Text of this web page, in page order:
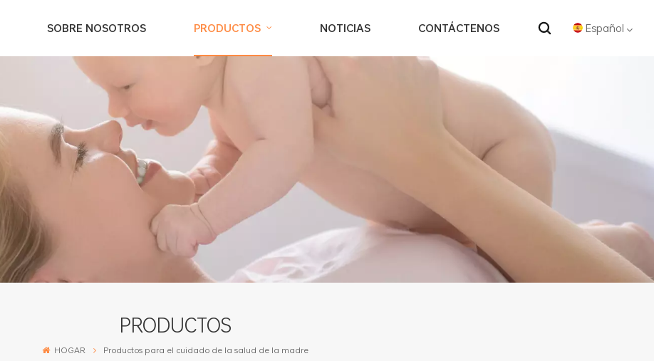
SOBRE NOSOTROS PRODUCTOS NOTICIAS CONTÁCTENOS Español
Español
PRODUCTOS
HOGAR Productos para el cuidado de la salud de la madre